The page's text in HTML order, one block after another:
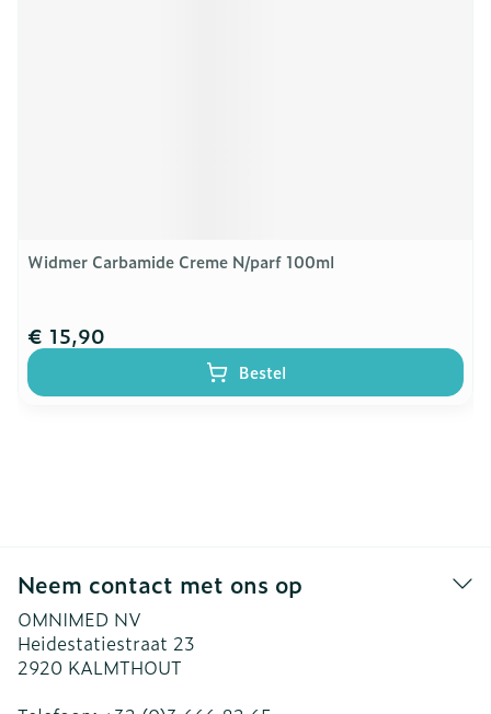
Widmer Carbamide Creme N/parf 100ml
€ 15,90
Bestel
Neem contact met ons op
OMNIMED NV
Heidestatiestraat 23
2920 KALMTHOUT